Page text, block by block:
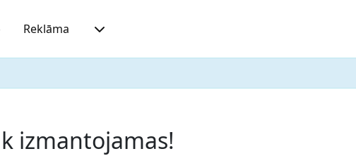
Reklāma
izmantojamas!